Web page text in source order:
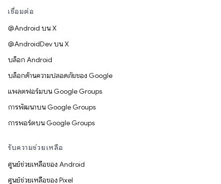
เชื่อมต่อ
@Android บน X
@AndroidDev บน X
บล็อก Android
บล็อกด้านความปลอดภัยของ Google
แพลตฟอร์มบน Google Groups
การพัฒนาบน Google Groups
การพอร์ตบน Google Groups
รับความช่วยเหลือ
ศูนย์ช่วยเหลือของ Android
ศูนย์ช่วยเหลือของ Pixel